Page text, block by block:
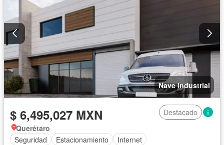
Nave Industrial
$ 6,495,027 MXN
Destacado
Querétaro
Seguridad
Estacionamiento
Internet